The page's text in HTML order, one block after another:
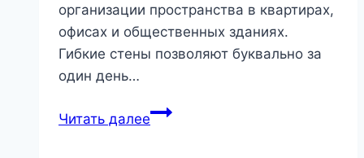
организации пространства в квартирах,
офисах и общественных зданиях.
Гибкие стены позволяют буквально за
один день…
Читать далееГибкие